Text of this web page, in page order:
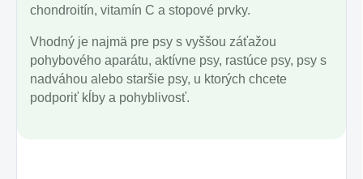
chondroitín, vitamín C a stopové prvky.
Vhodný je najmä pre psy s vyššou záťažou
pohybového aparátu, aktívne psy, rastúce psy, psy s
nadváhou alebo staršie psy, u ktorých chcete
podporiť kĺby a pohyblivosť.